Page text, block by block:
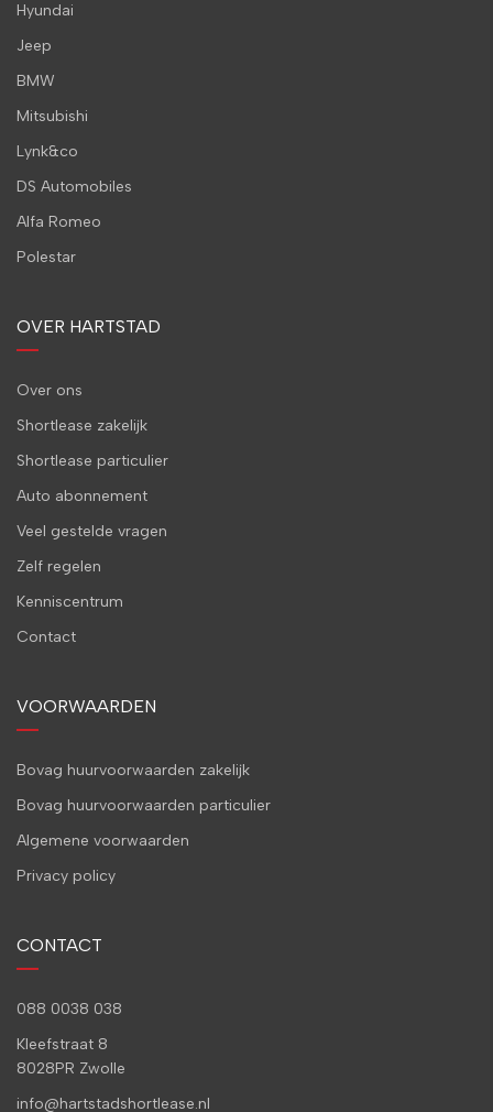
Hyundai
Jeep
BMW
Mitsubishi
Lynk&co
DS Automobiles
Alfa Romeo
Polestar
OVER HARTSTAD
Over ons
Shortlease zakelijk
Shortlease particulier
Auto abonnement
Veel gestelde vragen
Zelf regelen
Kenniscentrum
Contact
VOORWAARDEN
Bovag huurvoorwaarden zakelijk
Bovag huurvoorwaarden particulier
Algemene voorwaarden
Privacy policy
CONTACT
088 0038 038
Kleefstraat 8
8028PR Zwolle
info@hartstadshortlease.nl